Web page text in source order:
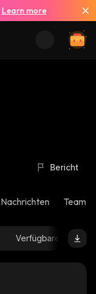
Learn more
Bericht
Nachrichten Team-
Verfügbare Menge